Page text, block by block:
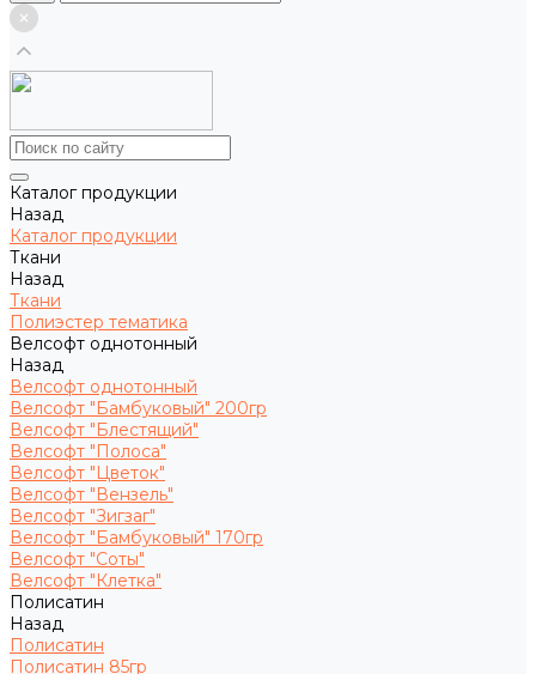
Каталог продукции
Назад
Каталог продукции
Ткани
Назад
Ткани
Полиэстер тематика
Велсофт однотонный
Назад
Велсофт однотонный
Велсофт "Бамбуковый" 200гр
Велсофт "Блестящий"
Велсофт "Полоса"
Велсофт "Цветок"
Велсофт "Вензель"
Велсофт "Зигзаг"
Велсофт "Бамбуковый" 170гр
Велсофт "Соты"
Велсофт "Клетка"
Полисатин
Назад
Полисатин
Полисатин 85гр